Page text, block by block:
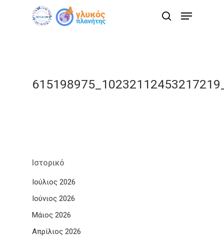
search
Menu
Ιστορικό
Ιούλιος 2026
Ιούνιος 2026
Μάιος 2026
Απρίλιος 2026